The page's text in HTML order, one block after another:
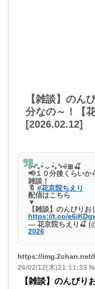
【雑談】のん
分なの～！【
[2026.02.12]
꒰⑅ᐢ｡•̀ ᴗ •́｡ᐢ⑅꒱🎀🍒
📢１０分後くらいか
雑談！
🔖 #花京院ちえり
配信はこちら
▼
【雑談】のんびり
https://t.co/
— 花京院ちえり🍒
2026
https://img.2chan.net/
26/02/12(木)21:11:33
【雑談】のんびり